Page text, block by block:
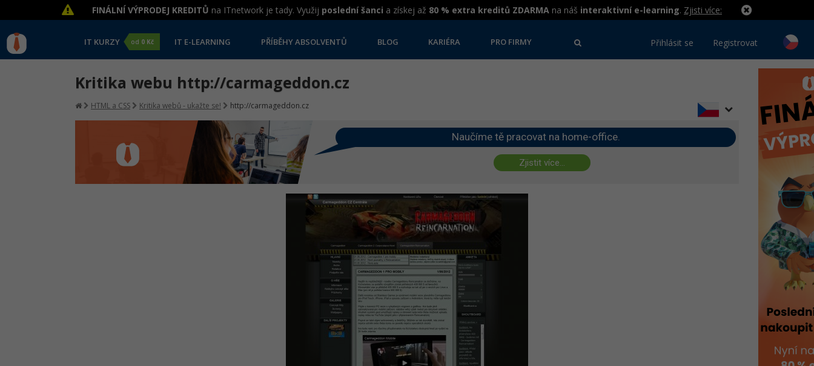
FINÁLNÍ VÝPRODEJ KREDITŮ na ITnetwork je tady. Využij poslední šanci a získej až 80 % extra kreditů ZDARMA na náš interaktivní e-learning. Zjisti více:
IT KURZY od 0 Kč IT E-LEARNING PŘÍBĚHY ABSOLVENTŮ BLOG KARIÉRA PRO FIRMY Přihlásit se Registrovat
Kritika webu http://carmageddon.cz
HTML a CSS Kritika webů - ukažte se! http://carmageddon.cz
Naučíme tě pracovat na home-office.
Zjistit více...